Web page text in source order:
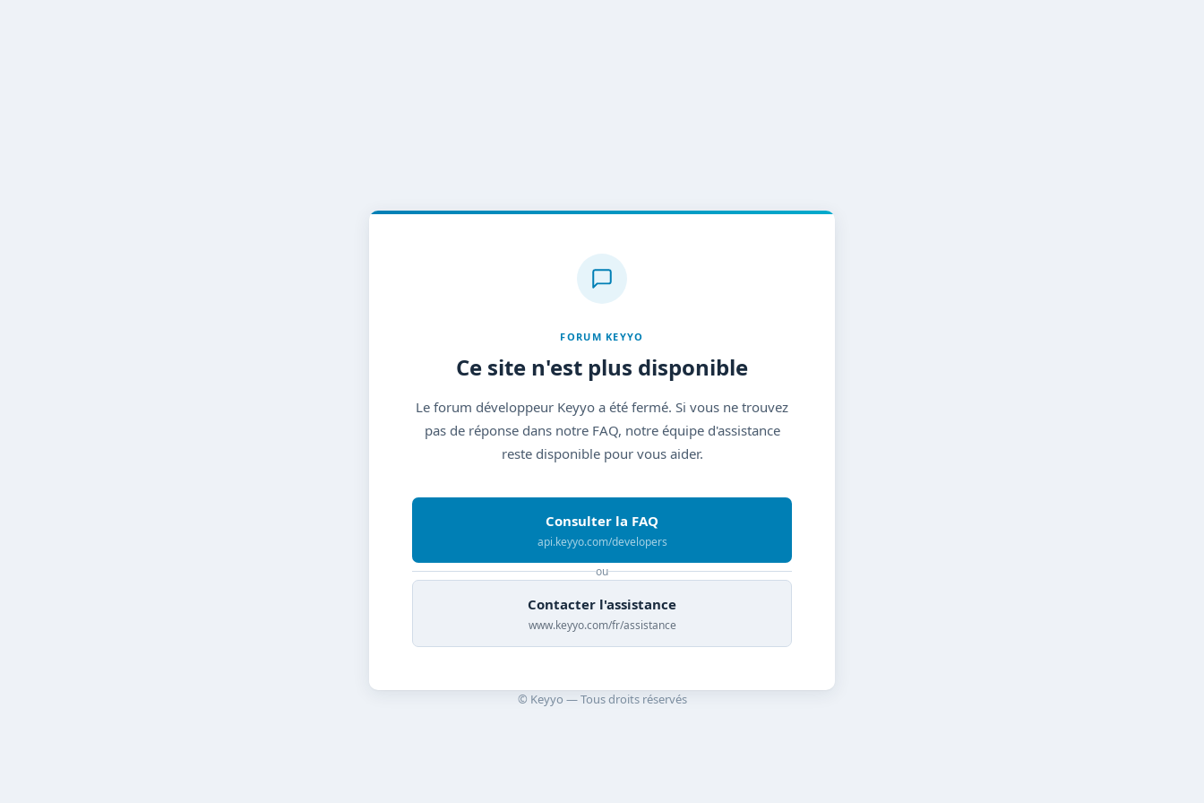
FORUM KEYYO
Ce site n'est plus disponible
Le forum développeur Keyyo a été fermé. Si vous ne trouvez
pas de réponse dans notre FAQ, notre équipe d'assistance
reste disponible pour vous aider.
Consulter la FAQ
api.keyyo.com/developers
ou
Contacter l'assistance
www.keyyo.com/fr/assistance
© Keyyo — Tous droits réservés